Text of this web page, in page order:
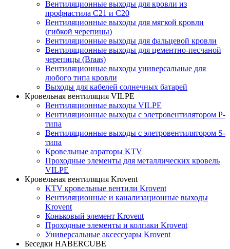
Вентиляционные выходы для кровли из
профнастила C21 и С20
Вентиляционные выходы для мягкой кровли
(гибкой черепицы)
Вентиляционные выходы для фальцевой кровли
Вентиляционные выходы для цементно-песчаной
черепицы (Braas)
Вентиляционные выходы универсальные для
любого типа кровли
Выходы для кабелей солнечных батарей
Кровельная вентиляция VILPE
Вентиляционные выходы VILPE
Вентиляционные выходы с элетровентилятором P-
типа
Вентиляционные выходы с элетровентилятором S-
типа
Кровельные аэраторы KTV
Проходные элементы для металлических кровель
VILPE
Кровельная вентиляция Krovent
KTV кровельные вентили Krovent
Вентиляционные и канализационные выходы
Krovent
Коньковый элемент Krovent
Проходные элементы и колпаки Krovent
Универсальные аксессуары Krovent
Беседки HABERCUBE